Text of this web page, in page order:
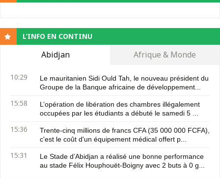
L’INFO EN CONTINU
Abidjan Afrique & Monde
10:29
Le mauritanien Sidi Ould Tah, le nouveau président du
Groupe de la Banque africaine de développement...
15:58
L’opération de libération des chambres illégalement
occupées par les étudiants a débuté le samedi 5 ...
15:36
Trente-cinq millions de francs CFA (35 000 000 FCFA),
c'est le coût d'un équipement médical offert p...
15:31
Le Stade d’Abidjan a réalisé une bonne performance
au stade Félix Houphouët-Boigny avec 2 buts à 0 g...